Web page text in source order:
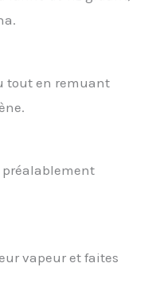
tout en remuant
préalablement
vapeur et faites